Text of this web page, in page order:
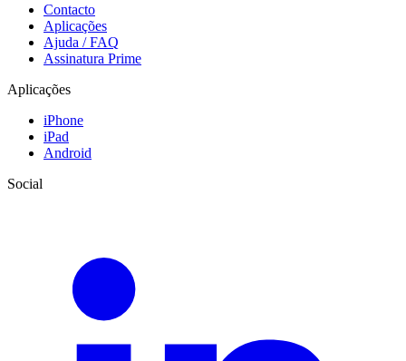
Contacto
Aplicações
Ajuda / FAQ
Assinatura Prime
Aplicações
iPhone
iPad
Android
Social